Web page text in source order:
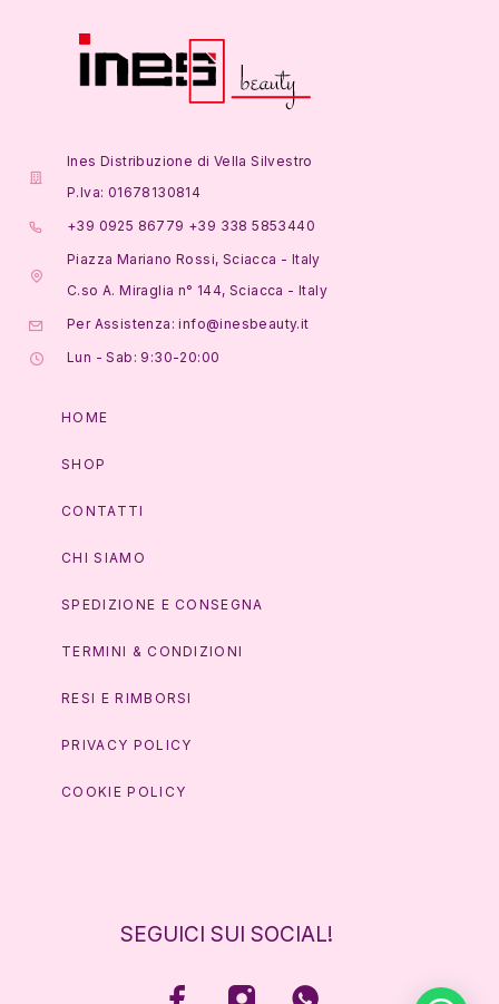
Ines Distribuzione di Vella Silvestro
P.Iva: 01678130814
+39 0925 86779 +39 338 5853440
Piazza Mariano Rossi, Sciacca - Italy
C.so A. Miraglia n° 144, Sciacca - Italy
Per Assistenza: info@inesbeauty.it
Lun - Sab: 9:30-20:00
HOME
SHOP
CONTATTI
CHI SIAMO
SPEDIZIONE E CONSEGNA
TERMINI & CONDIZIONI
RESI E RIMBORSI
PRIVACY POLICY
COOKIE POLICY
SEGUICI SUI SOCIAL!